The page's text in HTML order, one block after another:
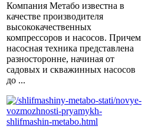
Компания Метабо известна в
качестве производителя
высококачественных
компрессоров и насосов. Причем
насосная техника представлена
разносторонне, начиная от
садовых и скважинных насосов
до ...